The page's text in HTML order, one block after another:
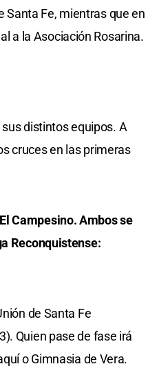
Santa Fe, mientras que en
a la Asociación Rosarina.
distintos equipos. A
cruces en las primeras
Campesino. Ambos se
Reconquistense:
de Santa Fe
Quien pase de fase irá
o Gimnasia de Vera.